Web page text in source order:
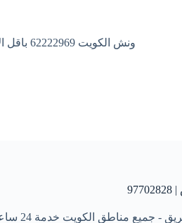
ونش الكويت 62222969 باقل الاسعار
خدمة 24 ساعة علي مدار الأسبوع